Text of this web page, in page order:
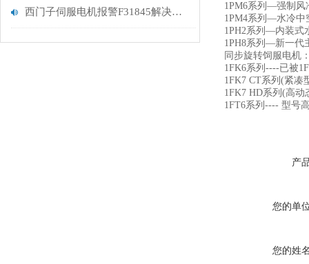
西门子伺服电机报警F31845解决方法
1PM6系列—强制
1PM4系列—水冷
1PH2系列—内装
1PH8系列—新一代
同步旋转饲服电机
1FK6系列----已被
1FK7 CT系列(紧
1FK7 HD系列(高
1FT6系列---- 型号
产
您的单
您的姓